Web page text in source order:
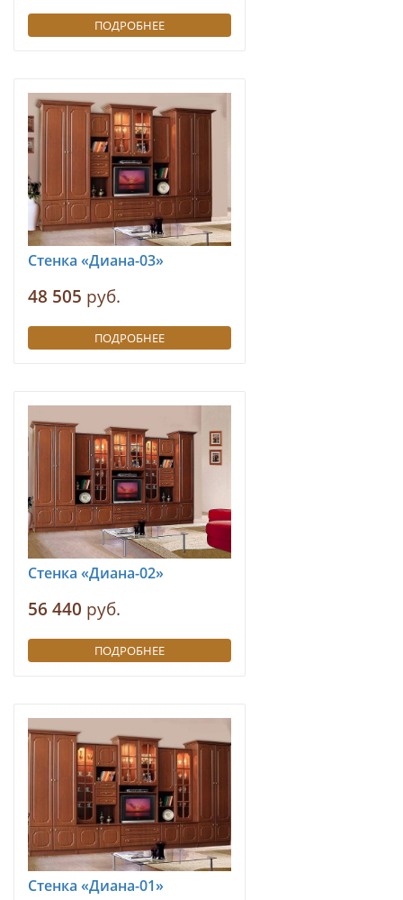
ПОДРОБНЕЕ
Стенка «Диана-03»
48 505 руб.
ПОДРОБНЕЕ
Стенка «Диана-02»
56 440 руб.
ПОДРОБНЕЕ
Стенка «Диана-01»